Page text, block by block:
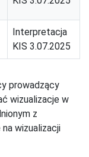
Interpretacja
KIS 3.07.2025
prowadzący
wizualizacje w
z
wizualizacji